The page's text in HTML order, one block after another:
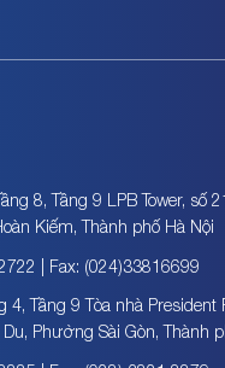
8, Tầng 9 LPB Tower, số
Kiếm, Thành phố Hà Nội
| Fax: (024)33816699
4, Tầng 9 Tòa nhà President
Phường Sài Gòn, Thành